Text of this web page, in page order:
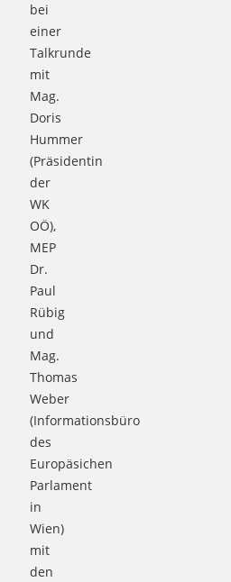
bei
einer
Talkrunde
mit
Mag.
Doris
Hummer
(Präsidentin
der
WK
OÖ),
MEP
Dr.
Paul
Rübig
und
Mag.
Thomas
Weber
(Informationsbüro
des
Europäsichen
Parlament
in
Wien)
mit
den